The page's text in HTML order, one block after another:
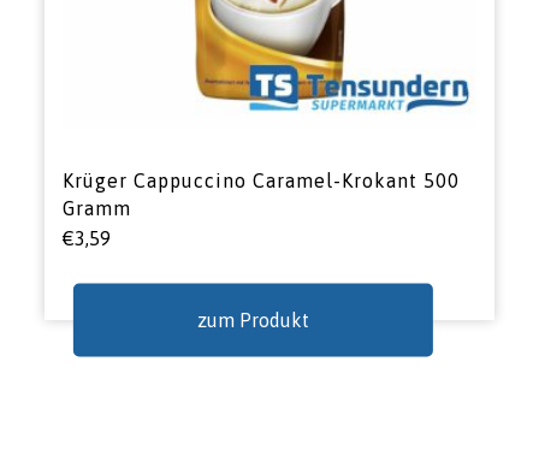
Krüger Cappuccino Caramel-Krokant 500
Gramm
€3,59
zum Produkt